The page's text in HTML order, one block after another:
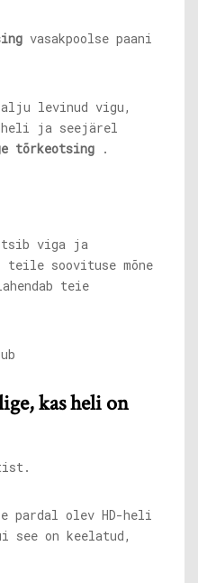
vasakpoolse paani
levinud vigu,
ja seejärel
tõrkeotsing .
viga ja
soovituse mõne
teie
kas heli on
pardal olev HD-heli
see on keelatud,